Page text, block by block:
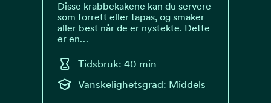
Disse krabbekakene kan du servere
som forrett eller tapas, og smaker
aller best når de er nystekte. Dette
er en…
Tidsbruk: 40 min
Vanskelighetsgrad: Middels